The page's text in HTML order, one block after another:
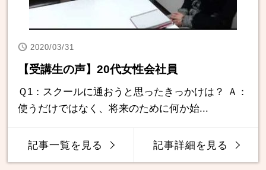
2020/03/31
【受講生の声】20代女性会社員
Ｑ1：スクールに通おうと思ったきっかけは？ Ａ：
使うだけではなく、将来のために何か始...
記事一覧を見る 記事詳細を見る